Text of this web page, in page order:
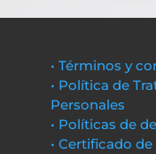
• Términos y
• Política de
Personales
• Políticas de
• Certificado